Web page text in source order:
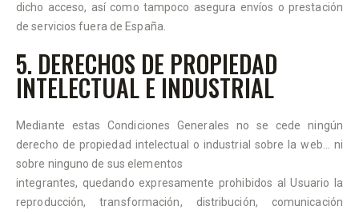
dicho acceso, así como tampoco asegura envíos o prestación
de servicios fuera de España.
5. DERECHOS DE PROPIEDAD
INTELECTUAL E INDUSTRIAL
Mediante estas Condiciones Generales no se cede ningún
derecho de propiedad intelectual o industrial sobre la web… ni
sobre ninguno de sus elementos
integrantes, quedando expresamente prohibidos al Usuario la
reproducción, transformación, distribución, comunicación